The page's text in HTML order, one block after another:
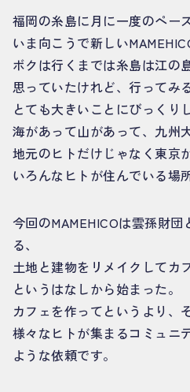
福岡の糸島に月に一度のペー
いま向こうで新しい
ボクは行くまでは糸島は江の
思っていたけれど、行ってみる
とても大きいことにびっくり
海があって山があって、九州
地元のヒトだけじゃなく東京
いろんなヒトが住んでいる場
今回のMAMEHICOは雲孫財
る、
土地と建物をリメイクしてカ
というはなしから始まった。
カフェを作ってというより、
様々なヒトが集まるコミュニ
ような依頼です。